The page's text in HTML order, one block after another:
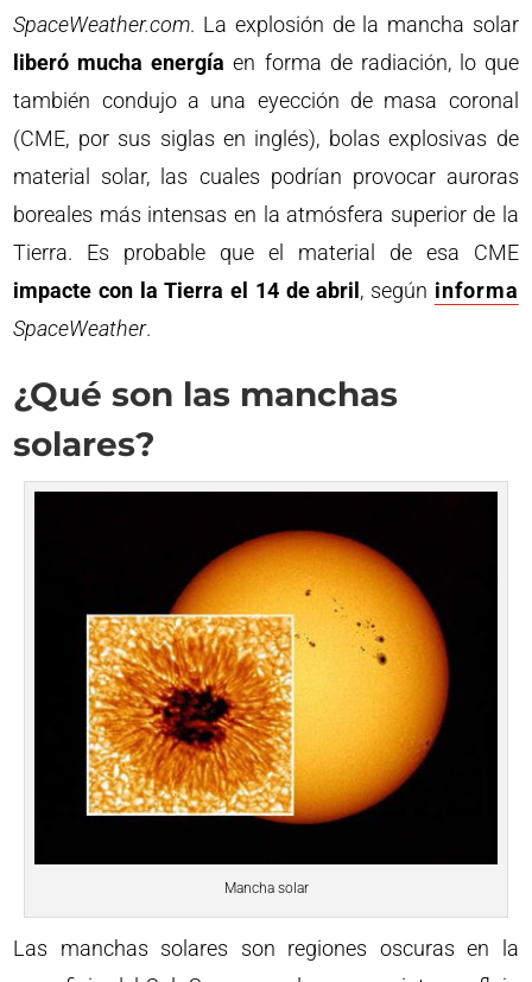
SpaceWeather.com. La explosión de la mancha solar
liberó mucha energía en forma de radiación, lo que
también condujo a una eyección de masa coronal
(CME, por sus siglas en inglés), bolas explosivas de
material solar, las cuales podrían provocar auroras
boreales más intensas en la atmósfera superior de la
Tierra. Es probable que el material de esa CME
impacte con la Tierra el 14 de abril , según informa
SpaceWeather.
¿Qué son las manchas
solares?
Mancha solar
Las manchas solares son regiones oscuras en la